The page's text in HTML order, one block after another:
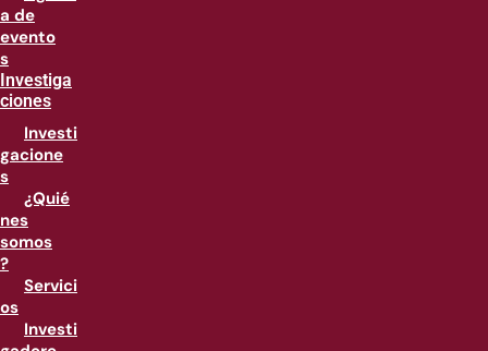
a de
evento
s
Investiga
ciones
Investi
gacione
s
¿Quié
nes
somos
?
Servici
os
Investi